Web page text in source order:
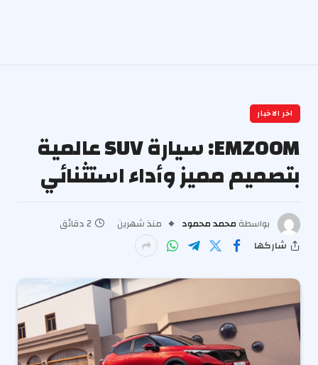
اخر الاخبار
EMZOOM: سيارة SUV عالمية
بتصميم مميز وأداء استثنائي
بواسطة محمد محمود منذ شهرين
2 دقائق
شاركها